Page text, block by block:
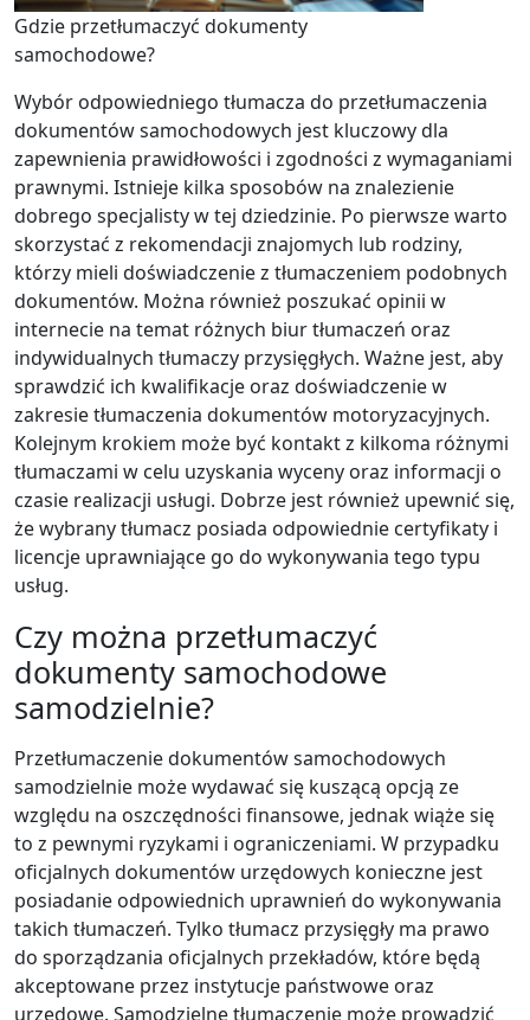
Gdzie przetłumaczyć dokumenty
samochodowe?
Wybór odpowiedniego tłumacza do przetłumaczenia
dokumentów samochodowych jest kluczowy dla
zapewnienia prawidłowości i zgodności z wymaganiami
prawnymi. Istnieje kilka sposobów na znalezienie
dobrego specjalisty w tej dziedzinie. Po pierwsze warto
skorzystać z rekomendacji znajomych lub rodziny,
którzy mieli doświadczenie z tłumaczeniem podobnych
dokumentów. Można również poszukać opinii w
internecie na temat różnych biur tłumaczeń oraz
indywidualnych tłumaczy przysięgłych. Ważne jest, aby
sprawdzić ich kwalifikacje oraz doświadczenie w
zakresie tłumaczenia dokumentów motoryzacyjnych.
Kolejnym krokiem może być kontakt z kilkoma różnymi
tłumaczami w celu uzyskania wyceny oraz informacji o
czasie realizacji usługi. Dobrze jest również upewnić się,
że wybrany tłumacz posiada odpowiednie certyfikaty i
licencje uprawniające go do wykonywania tego typu
usług.
Czy można przetłumaczyć
dokumenty samochodowe
samodzielnie?
Przetłumaczenie dokumentów samochodowych
samodzielnie może wydawać się kuszącą opcją ze
względu na oszczędności finansowe, jednak wiąże się
to z pewnymi ryzykami i ograniczeniami. W przypadku
oficjalnych dokumentów urzędowych konieczne jest
posiadanie odpowiednich uprawnień do wykonywania
takich tłumaczeń. Tylko tłumacz przysięgły ma prawo
do sporządzania oficjalnych przekładów, które będą
akceptowane przez instytucje państwowe oraz
urzędowe. Samodzielne tłumaczenie może prowadzić